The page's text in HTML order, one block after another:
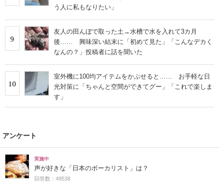
う人に私もなりたい」
9
友人の田んぼで取った土→水槽で水を入れて3カ月
後…… 興味深い結末に「初めて見た」「こんなデカく
なんの？」投稿者に話を聞いた
10
室外機に100均アイテムをかぶせると…… お手軽な日
光対策に「ちゃんと空間ができてグー」「これで楽しま
す」
アンケート
実施中
声が好きな「日本のボーカリスト」は？
回答数：49538